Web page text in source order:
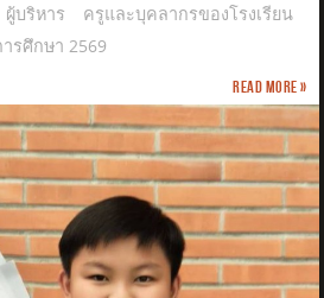
บริหาร ครูและบุคลากรของโรงเรียน
รศึกษา 2569
Read more »